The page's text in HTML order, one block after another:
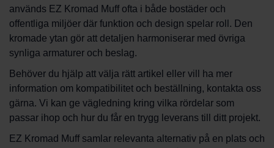
används EZ Kromad Muff ofta i både bostäder och
offentliga miljöer där funktion och design spelar roll. Den
kromade ytan gör att detaljen harmoniserar med övriga
synliga armaturer och beslag.
Behöver du hjälp att välja rätt artikel eller vill ha mer
information om kompatibilitet och beställning, kontakta oss
gärna. Vi kan ge vägledning kring vilka rördelar som
passar ihop och hur du får en trygg leverans till ditt projekt.
EZ Kromad Muff samlar relevanta alternativ på en plats och